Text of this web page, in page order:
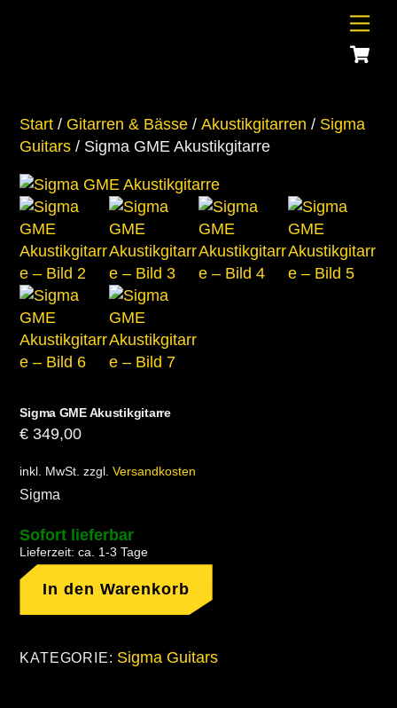
Start / Gitarren & Bässe /Akustikgitarren / Sigma
Guitars / Sigma GME Akustikgitarre
Sigma GME Akustikgitarre
€ 349,00
inkl. MwSt. zzgl.Versandkosten
Sigma
Sofort lieferbar
Lieferzeit:ca. 1-3 Tage
Sigma
GME
Akustikgitarre
In den Warenkorb
KATEGORIE: Sigma Guitars